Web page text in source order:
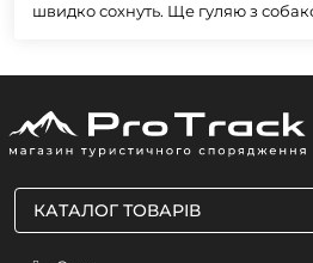
швидко сохнуть. Ще гуляю з
КАТАЛОГ ТОВАРІВ